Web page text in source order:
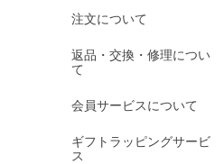
オレンジガーネット
グリーンガーネット
クイーンコンクシェル
注文について
返品・交換・修理につい
て
会員サービスについて
ギフトラッピングサービ
ス